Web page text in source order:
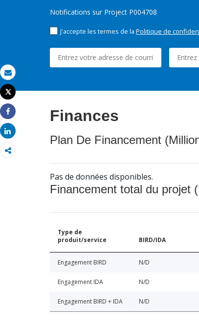
Email
Imprimer
Tweet
Share
Share
Notifications sur Project P004708
J'accepte les termes de la Politique de
Finances
Plan De Financement
Pas de données disponibles.
Financement total du projet
Type de
produit/service
BIRD/IDA
Engagement BIRD N/D
Engagement IDA N/D
Engagement BIRD + IDA N/D